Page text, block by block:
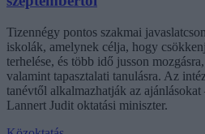
Tizennégy pontos szakmai
iskolák, amelynek célja, hogy
terhelése, és több idő jusson
valamint tapasztalati tanulásra. Az
tanévtől alkalmazhatják az
Lannert Judit oktatási miniszter.